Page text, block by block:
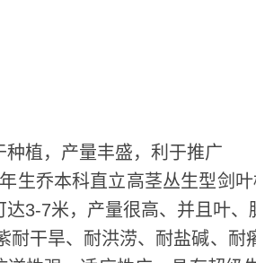
种植，产量丰盛，利于推广
乔本科直立高茎丛生型剑叶
达3-7米，产量很高、并且叶
干旱、耐洪涝、耐盐碱、耐